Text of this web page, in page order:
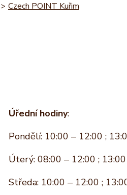
> Czech POINT Kuřim
Úřední hodiny:
Pondělí: 10:00 – 12:00 ;
Úterý: 08:00 – 12:00 ;
Středa: 10:00 – 12:00 ;